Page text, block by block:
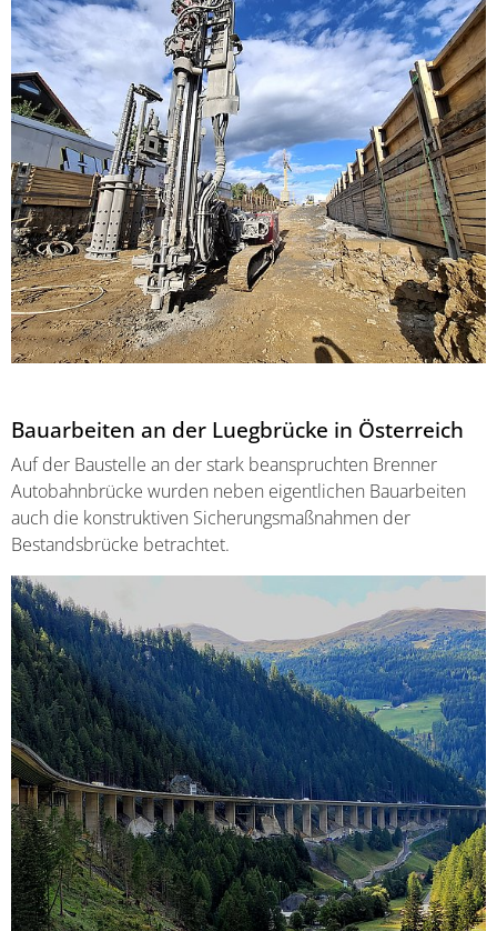
Bauarbeiten an der Luegbrücke in Österreich
Auf der Baustelle an der stark beanspruchten Brenner
Autobahnbrücke wurden neben eigentlichen Bauarbeiten
auch die konstruktiven Sicherungsmaßnahmen der
Bestandsbrücke betrachtet.